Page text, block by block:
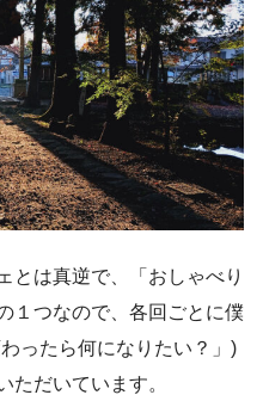
とは真逆で、「おしゃべり
１つなので、各回ごとに僕
ったら何になりたい？」)
ただいています。